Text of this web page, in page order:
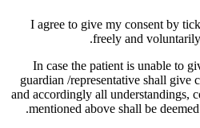
I agree to give my consent by
freely and
In case the patient is unable to
guardian /representative shall give
and accordingly all understandings,
mentioned above shall be